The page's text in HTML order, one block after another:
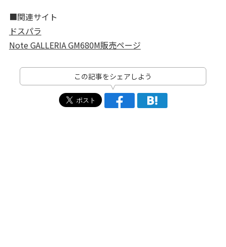
■関連サイト
ドスパラ
Note GALLERIA GM680M販売ページ
この記事をシェアしよう